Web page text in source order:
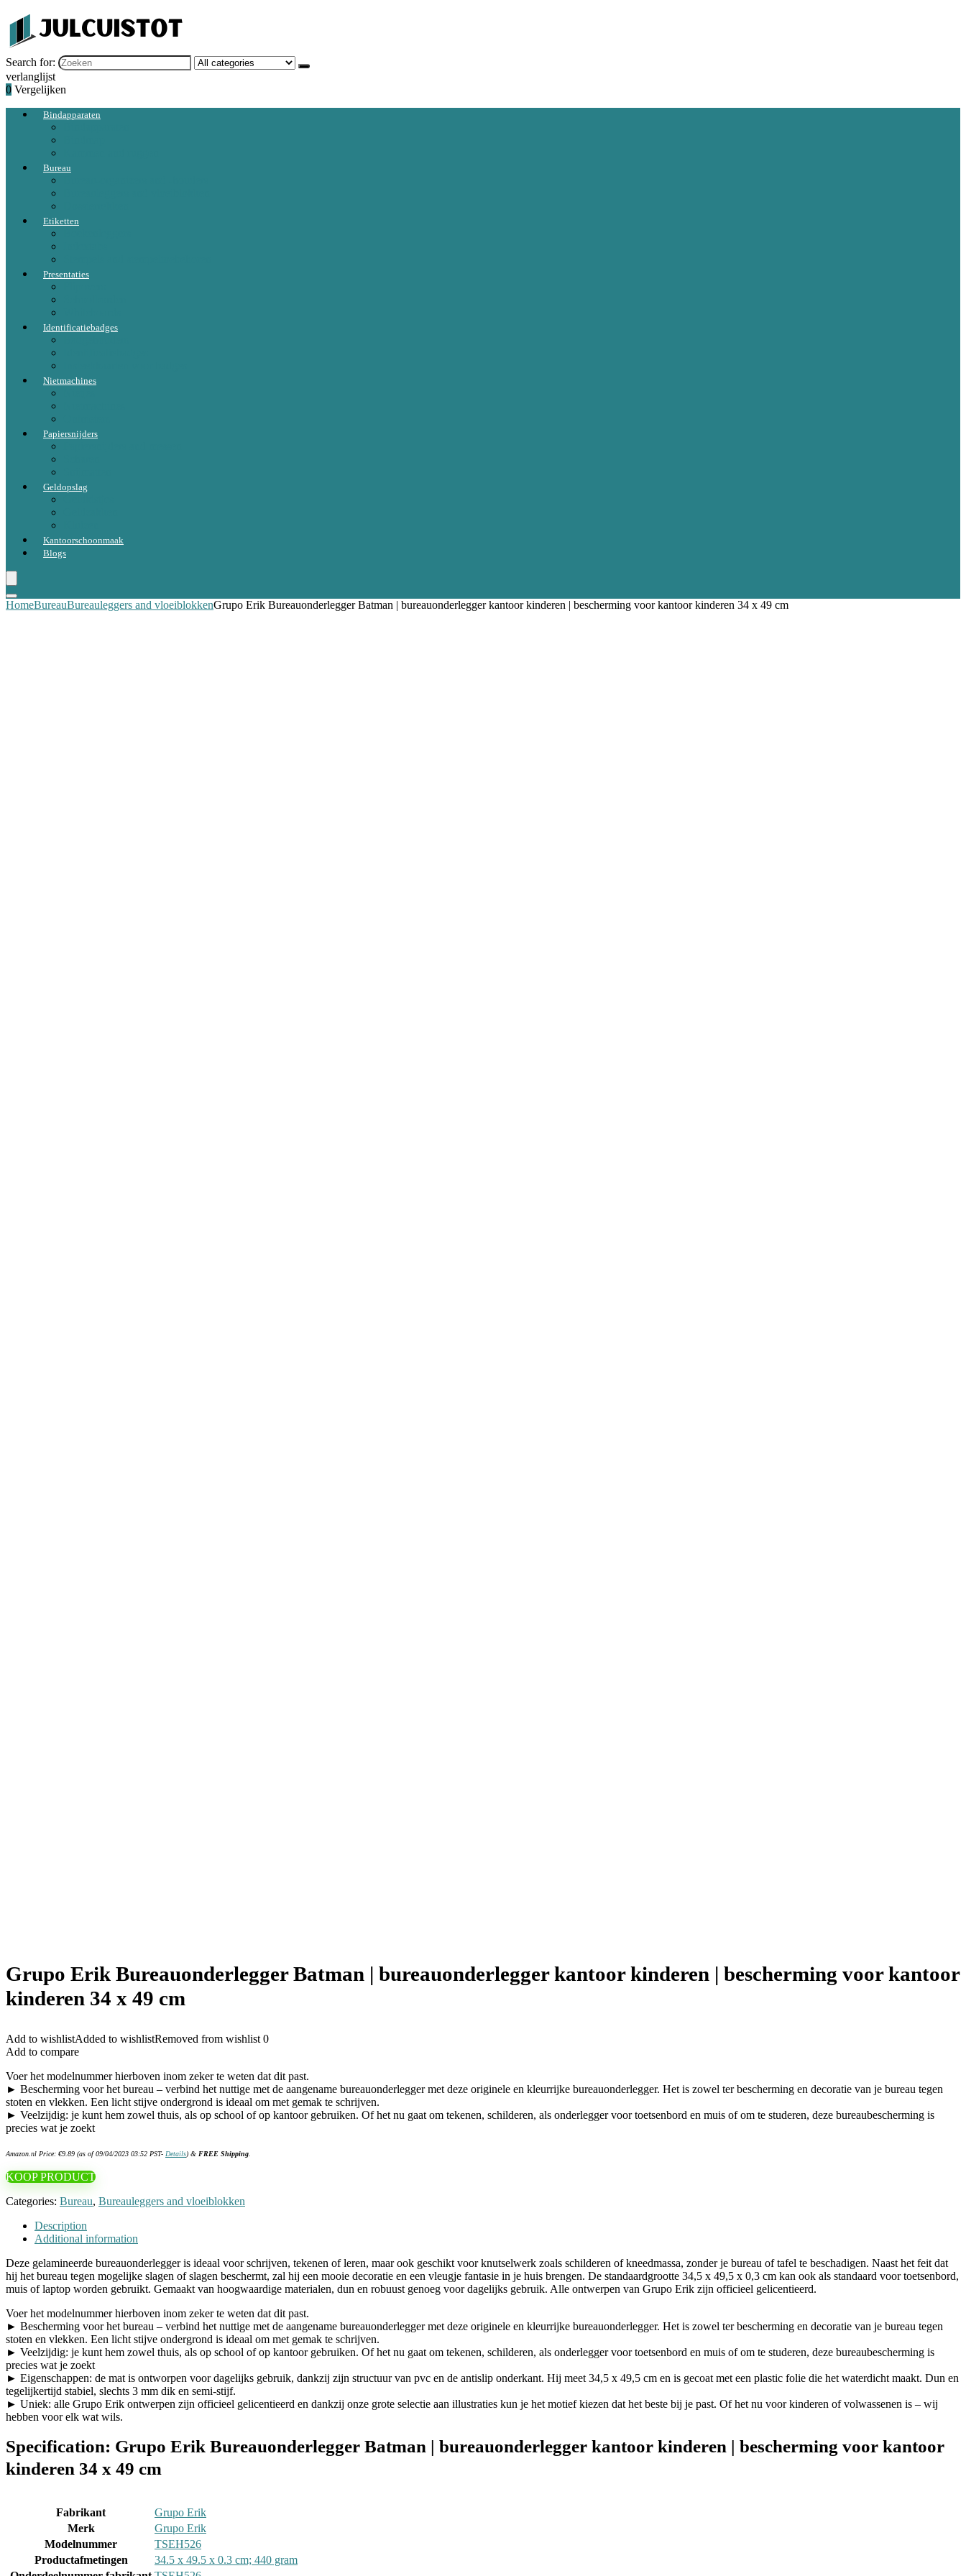
Search for:
verlanglijst
0 Vergelijken
Bindapparaten
Bureau
Etiketten
Presentaties
Identificatiebadges
Nietmachines
Papiersnijders
Geldopslag
Kantoorschoonmaak
Blogs
HomeBureauBureauleggers and vloeiblokkenGrupo Erik Bureauonderlegger Batman | bureauonderlegger kantoor kinderen | bescherming voor kantoor kinderen 34 x 49 cm
Grupo Erik Bureauonderlegger Batman | bureauonderlegger kantoor kinderen | bescherming voor kantoor
kinderen 34 x 49 cm
Add to wishlistAdded to wishlistRemoved from wishlist 0
Add to compare
Voer het modelnummer hierboven inom zeker te weten dat dit past.
► Bescherming voor het bureau – verbind het nuttige met de aangename bureauonderlegger met deze originele en kleurrijke bureauonderlegger. Het is zowel ter bescherming en decoratie van je bureau tegen
stoten en vlekken. Een licht stijve ondergrond is ideaal om met gemak te schrijven.
► Veelzijdig: je kunt hem zowel thuis, als op school of op kantoor gebruiken. Of het nu gaat om tekenen, schilderen, als onderlegger voor toetsenbord en muis of om te studeren, deze bureaubescherming is
precies wat je zoekt
Amazon.nl Price: €9.89 (as of 09/04/2023 03:52 PST- Details) & FREE Shipping
KOOP PRODUCT
Categories: Bureau, Bureauleggers and vloeiblokken
Description
Additional information
Deze gelamineerde bureauonderlegger is ideaal voor schrijven, tekenen of leren, maar ook geschikt voor knutselwerk zoals schilderen of kneedmassa, zonder je bureau of tafel te beschadigen. Naast het feit dat
hij het bureau tegen mogelijke slagen of slagen beschermt, zal hij een mooie decoratie en een vleugje fantasie in je huis brengen. De standaardgrootte 34,5 x 49,5 x 0,3 cm kan ook als standaard voor toetsenbord,
muis of laptop worden gebruikt. Gemaakt van hoogwaardige materialen, dun en robuust genoeg voor dagelijks gebruik. Alle ontwerpen van Grupo Erik zijn officieel gelicentieerd.
Voer het modelnummer hierboven inom zeker te weten dat dit past.
► Bescherming voor het bureau – verbind het nuttige met de aangename bureauonderlegger met deze originele en kleurrijke bureauonderlegger. Het is zowel ter bescherming en decoratie van je bureau tegen
stoten en vlekken. Een licht stijve ondergrond is ideaal om met gemak te schrijven.
► Veelzijdig: je kunt hem zowel thuis, als op school of op kantoor gebruiken. Of het nu gaat om tekenen, schilderen, als onderlegger voor toetsenbord en muis of om te studeren, deze bureaubescherming is
precies wat je zoekt
► Eigenschappen: de mat is ontworpen voor dagelijks gebruik, dankzij zijn structuur van pvc en de antislip onderkant. Hij meet 34,5 x 49,5 cm en is gecoat met een plastic folie die het waterdicht maakt. Dun en
tegelijkertijd stabiel, slechts 3 mm dik en semi-stijf.
► Uniek: alle Grupo Erik ontwerpen zijn officieel gelicentieerd en dankzij onze grote selectie aan illustraties kun je het motief kiezen dat het beste bij je past. Of het nu voor kinderen of volwassenen is – wij
hebben voor elk wat wils.
Specification: Grupo Erik Bureauonderlegger Batman | bureauonderlegger kantoor kinderen | bescherming voor kantoor
kinderen 34 x 49 cm
Fabrikant
‎Grupo Erik
Merk
‎Grupo Erik
Modelnummer
‎TSEH526
Productafmetingen
‎34.5 x 49.5 x 0.3 cm; 440 gram